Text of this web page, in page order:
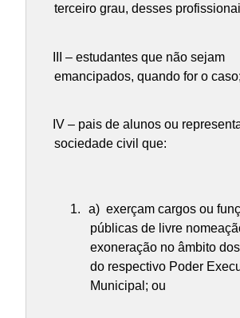
terceiro grau, desses
III – estudantes que não sejam
emancipados, quando for o caso;
IV – pais de alunos ou
sociedade civil que:
a) exerçam cargos ou
públicas de livre
exoneração no âmbito
do respectivo Poder
Municipal; ou